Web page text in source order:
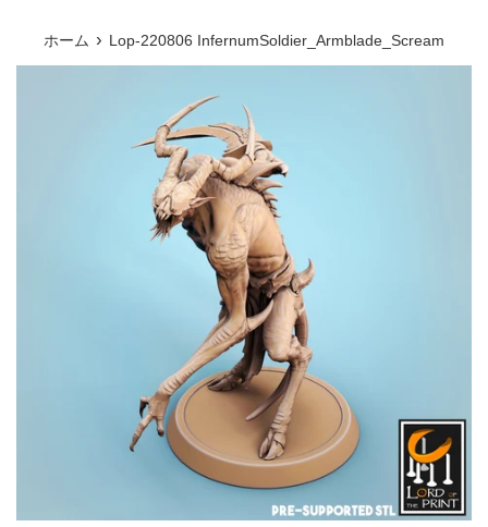
ホーム › Lop-220806 InfernumSoldier_Armblade_Scream